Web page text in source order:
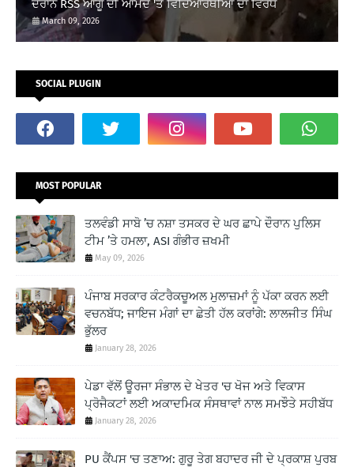
ਦੌਰਾਨ RSS ਆਗੂ ਦੀ ਆਮਦ 'ਤੇ ਵਿਦਿਆਰਥੀਆਂ ਦਾ ਵਿਰੋਧ
March 09, 2026
SOCIAL PLUGIN
MOST POPULAR
ਤਲਵੰਡੀ ਸਾਬੋ ’ਚ ਨਸ਼ਾ ਤਸਕਰ ਦੇ ਘਰ ਛਾਪੇ ਦੌਰਾਨ ਪੁਲਿਸ
ਟੀਮ ’ਤੇ ਹਮਲਾ, ASI ਗੰਭੀਰ ਜ਼ਖਮੀ
May 09, 2026
ਪੰਜਾਬ ਸਰਕਾਰ ਕੰਟਰੈਕਚੂਅਲ ਮੁਲਾਜ਼ਮਾਂ ਨੂੰ ਪੱਕਾ ਕਰਨ ਲਈ
ਵਚਨਬੱਧ; ਜਾਇਜ ਮੰਗਾਂ ਦਾ ਛੇਤੀ ਹੱਲ ਕਰਾਂਗੇ: ਲਾਲਜੀਤ ਸਿੰਘ
ਭੁੱਲਰ
January 28, 2026
ਪੇਡਾ ਵੱਲੋਂ ਊਰਜਾ ਸੰਭਾਲ ਦੇ ਖੇਤਰ 'ਚ ਖੋਜ ਅਤੇ ਵਿਕਾਸ
ਪ੍ਰੋਜੈਕਟਾਂ ਲਈ ਅਕਾਦਮਿਕ ਸੰਸਥਾਵਾਂ ਨਾਲ ਸਮਝੌਤੇ ਸਹੀਬੱਧ
January 28, 2026
PU ਕੈਂਪਸ 'ਚ ਤਣਾਅ: ਗੁਰੂ ਤੇਗ ਬਹਾਦਰ ਜੀ ਦੇ ਪ੍ਰਕਾਸ਼ ਪੁਰਬ